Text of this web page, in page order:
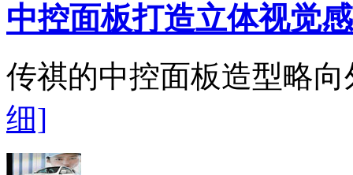
中控面板打造立体视觉感
传祺的中控面板造型略
细]